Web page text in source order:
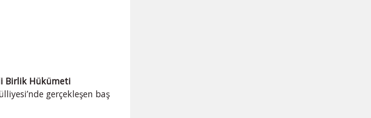
Birlik Hükümeti
gerçekleşen baş